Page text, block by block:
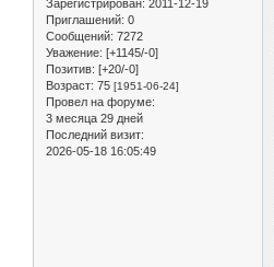
Зарегистрирован: 2011-12-19
Приглашений: 0
Сообщений: 7272
Уважение: [+1145/-0]
Позитив: [+20/-0]
Возраст: 75 [1951-06-24]
Провел на форуме:
3 месяца 29 дней
Последний визит:
2026-05-18 16:05:49